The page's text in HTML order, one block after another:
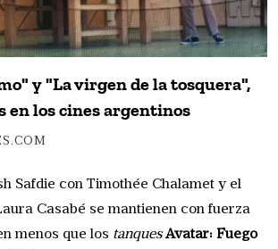
y "La virgen de la tosquera",
en los cines argentinos
Safdie con Timothée Chalamet y el
Casabé se mantienen con fuerza
menos que los tanques Avatar: Fuego